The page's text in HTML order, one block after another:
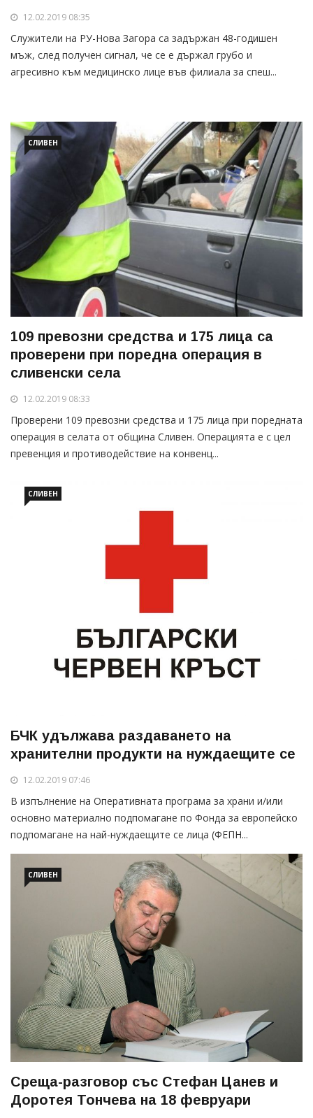
12.02.2019 08:35
Служители на РУ-Нова Загора са задържан 48-годишен
мъж, след получен сигнал, че се е държал грубо и
агресивно към медицинско лице във филиала за спеш...
СЛИВЕН
109 превозни средства и 175 лица са
проверени при поредна операция в
сливенски села
12.02.2019 08:33
Проверени 109 превозни средства и 175 лица при поредната
операция в селата от община Сливен. Операцията е с цел
превенция и противодействие на конвенц...
СЛИВЕН
БЧК удължава раздаването на
хранителни продукти на нуждаещите се
12.02.2019 07:46
В изпълнение на Оперативната програма за храни и/или
основно материално подпомагане по Фонда за европейско
подпомагане на най-нуждаещите се лица (ФЕПН...
СЛИВЕН
Среща-разговор със Стефан Цанев и
Доротея Тончева на 18 февруари